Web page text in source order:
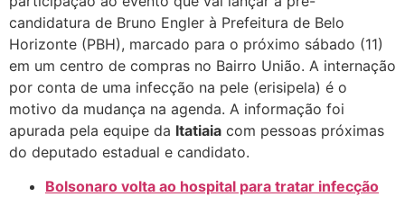
candidatura de Bruno Engler à Prefeitura de Belo
Horizonte (PBH), marcado para o próximo sábado (11)
em um centro de compras no Bairro União. A internação
por conta de uma infecção na pele (erisipela) é o
motivo da mudança na agenda. A informação foi
apurada pela equipe da Itatiaia com pessoas próximas
do deputado estadual e candidato.
Bolsonaro volta ao hospital para tratar infecção